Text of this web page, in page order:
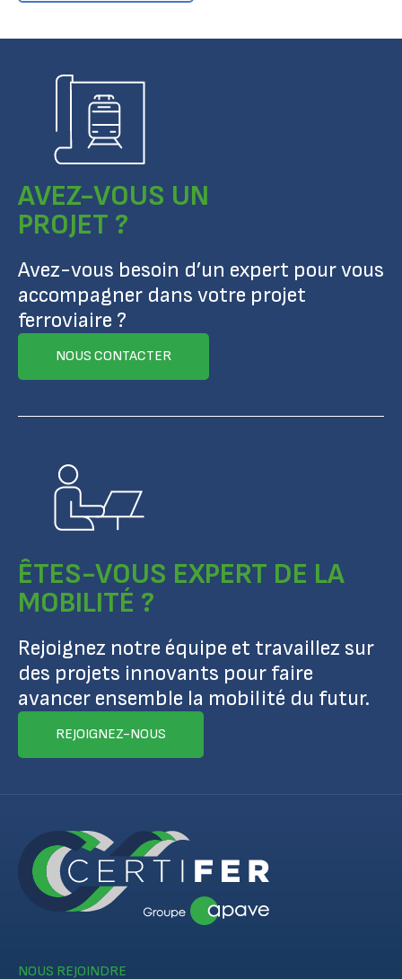
AVEZ-VOUS UN
PROJET ?
Avez-vous besoin d’un expert pour vous
accompagner dans votre projet
ferroviaire ?
NOUS CONTACTER
ÊTES-VOUS EXPERT DE LA
MOBILITÉ ?
Rejoignez notre équipe et travaillez sur
des projets innovants pour faire
avancer ensemble la mobilité du futur.
REJOIGNEZ-NOUS
NOUS REJOINDRE